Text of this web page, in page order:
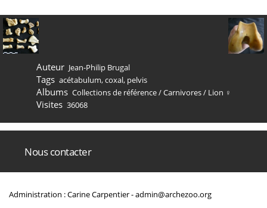
Auteur Jean-Philip Brugal
Tags acétabulum,coxal, pelvis
Albums Collections de référence/Carnivores/ Lion ♀
Visites 36068
Nous contacter
Administration : Carine Carpentier -admin@archezoo.org